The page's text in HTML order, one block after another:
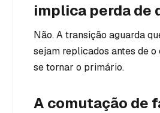
implica perda de
Não. A transição aguarda
sejam replicados antes de
se tornar o primário.
A comutação de